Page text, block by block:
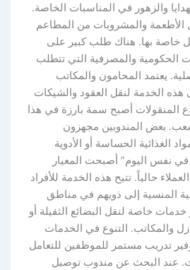
والزهور في المناسبات الخاصة.
والمشروبات من المطاعم
خاصة بها. هناك طلب كبير على
الحكومية والمصرفية التي تتطلب
يعتمد المحامون والمكاتب
هذه الخدمة لنقل العقود والشيكات
أصبح سمة بارزة في هذا
بعض المندوبين مجهزون
الغذائية الحساسة أو الأدوية
نفس اليوم” أصبحت المعيار
حالياً. تتيح هذه الخدمة للأفراد
المنسية إلى ذويهم في مناطق
خاصة لنقل البضائع الثقيلة أو
والمكاتب. التنوع في الخدمات
تدريب مستمر للموظفين للتعامل
عند البحث عن مندوب توصيل